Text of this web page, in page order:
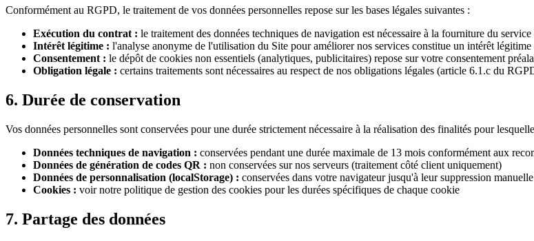
Conformément au RGPD, le traitement de vos données personnelles repose sur les bases légales suivantes :
Exécution du contrat : le traitement des données techniques de navigation est nécessaire à la fourniture du
Intérêt légitime : l'analyse anonyme de l'utilisation du Site pour améliorer nos services constitue un intérêt
Consentement : le dépôt de cookies non essentiels (analytiques, publicitaires) repose sur votre consentement
Obligation légale : certains traitements sont nécessaires au respect de nos obligations légales (article 6.1.c du
6. Durée de conservation
Vos données personnelles sont conservées pour une durée strictement nécessaire à la réalisation des finalités pour
Données techniques de navigation : conservées pendant une durée maximale de 13 mois conformément aux
Données de génération de codes QR : non conservées sur nos serveurs (traitement côté client uniquement)
Données de personnalisation (localStorage) : conservées dans votre navigateur jusqu'à leur suppression
Cookies : voir notre politique de gestion des cookies pour les durées spécifiques de chaque cookie
7. Partage des données